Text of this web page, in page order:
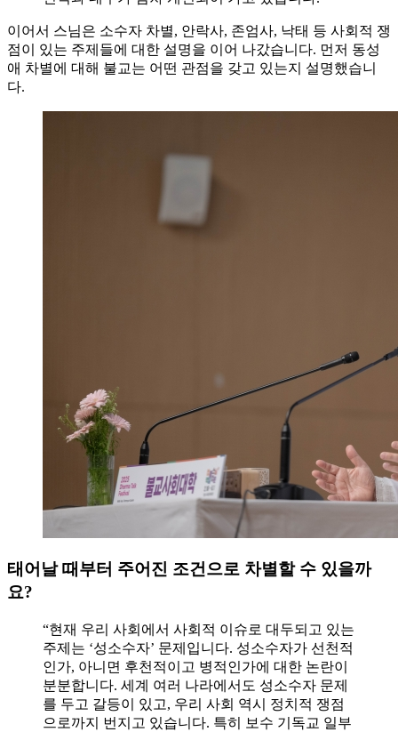
이어서 스님은 소수자 차별, 안락사, 존엄사, 낙태 등 사회적 쟁
점이 있는 주제들에 대한 설명을 이어 나갔습니다. 먼저 동성
애 차별에 대해 불교는 어떤 관점을 갖고 있는지 설명했습니
다.
태어날 때부터 주어진 조건으로 차별할 수 있을까
요?
“현재 우리 사회에서 사회적 이슈로 대두되고 있는
주제는 ‘성소수자’ 문제입니다. 성소수자가 선천적
인가, 아니면 후천적이고 병적인가에 대한 논란이
분분합니다. 세계 여러 나라에서도 성소수자 문제
를 두고 갈등이 있고, 우리 사회 역시 정치적 쟁점
으로까지 번지고 있습니다. 특히 보수 기독교 일부